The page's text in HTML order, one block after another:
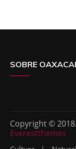
SOBRE
Copyright ©
Everestthemes